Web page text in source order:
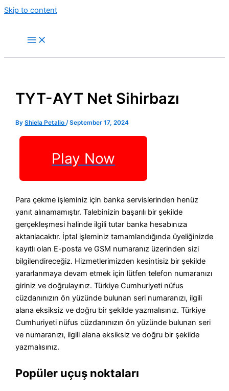
Skip to content
TYT-AYT Net Sihirbazı
ByShiela Petalio/September 17, 2024
Play Now
Para çekme işleminiz için banka servislerinden henüz
yanıt alınamamıştır. Talebinizin başarılı bir şekilde
gerçekleşmesi halinde ilgili tutar banka hesabınıza
aktarılacaktır. İptal işleminiz tamamlandığında üyeliğinizde
kayıtlı olan E-posta ve GSM numaranız üzerinden sizi
bilgilendireceğiz. Hizmetlerimizden kesintisiz bir şekilde
yararlanmaya devam etmek için lütfen telefon numaranızı
giriniz ve doğrulayınız. Türkiye Cumhuriyeti nüfus
cüzdanınızın ön yüzünde bulunan seri numaranızı, ilgili
alana eksiksiz ve doğru bir şekilde yazmalısınız. Türkiye
Cumhuriyeti nüfus cüzdanınızın ön yüzünde bulunan seri
ve numaranızı, ilgili alana eksiksiz ve doğru bir şekilde
yazmalısınız.
Popüler uçuş noktaları